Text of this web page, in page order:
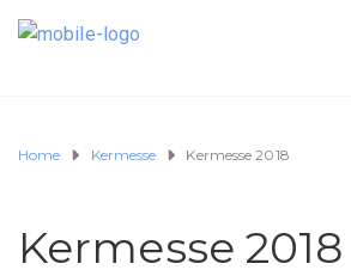
Home Kermesse Kermesse 2018
Kermesse 2018